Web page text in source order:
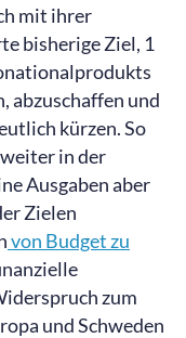
mit ihrer
bisherige Ziel, 1
abzuschaffen und
kürzen. So
in der
Ausgaben aber
Zielen
von Budget zu
zum
und Schweden